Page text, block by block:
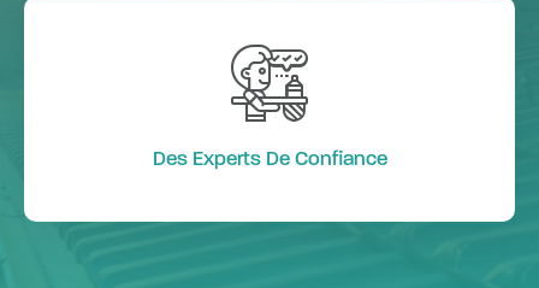
Des Experts De Confiance